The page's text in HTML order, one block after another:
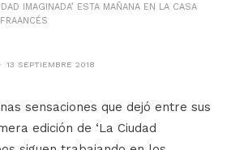
IMAGINADA’ ESTA MAÑANA EN LA CASA
13 SEPTIEMBRE 2018
sensaciones que dejó entre sus
edición de ‘La Ciudad